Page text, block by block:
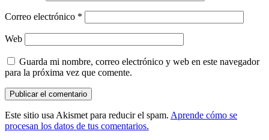
Correo electrónico *
Web
Guarda mi nombre, correo electrónico y web en este navegador
para la próxima vez que comente.
Este sitio usa Akismet para reducir el spam. Aprende cómo se
procesan los datos de tus comentarios.